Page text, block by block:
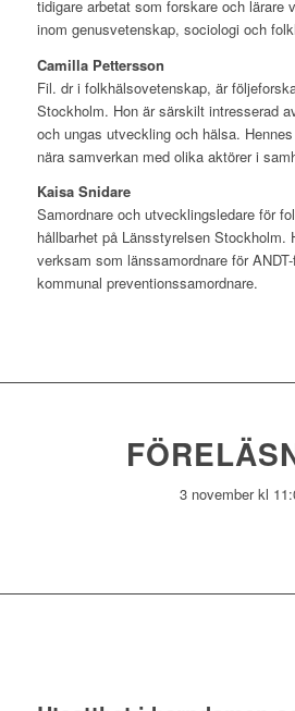
tidigare arbetat som forskare och lärare
inom genusvetenskap, sociologi och
Camilla Pettersson
Fil. dr i folkhälsovetenskap, är
Stockholm. Hon är särskilt intresserad
och ungas utveckling och hälsa.
nära samverkan med olika aktörer i
Kaisa Snidare
Samordnare och utvecklingsledare för
hållbarhet på Länsstyrelsen Stockholm.
verksam som länssamordnare för
kommunal preventionssamordnare.
3 november kl